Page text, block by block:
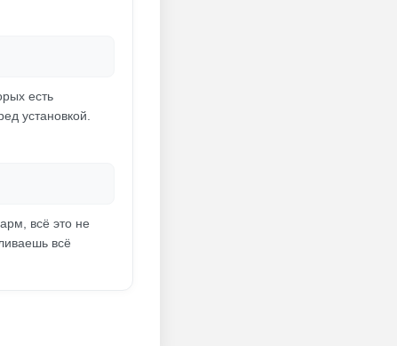
есть
установкой.
всё это не
всё